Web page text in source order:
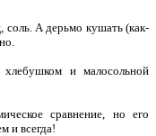
А дерьмо кушать (как-
и малосольной
сравнение, но его
и всегда!